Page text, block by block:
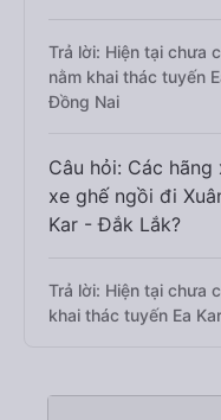
Trả lời: Hiện tại chưa
nằm khai thác tuyến
Đồng Nai
Câu hỏi: Các
xe ghế ngồi đi
Kar - Đắk Lắk?
Trả lời: Hiện tại chưa
khai thác tuyến Ea